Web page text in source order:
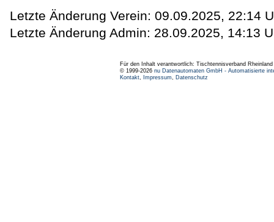
Letzte Änderung Verein: 09.09.2025, 22:14
Letzte Änderung Admin: 28.09.2025, 14:13
Für den Inhalt verantwortlich: Tischtennisverband
© 1999-2026 nu Datenautomaten GmbH - Automatisierte
Kontakt, Impressum, Datenschutz